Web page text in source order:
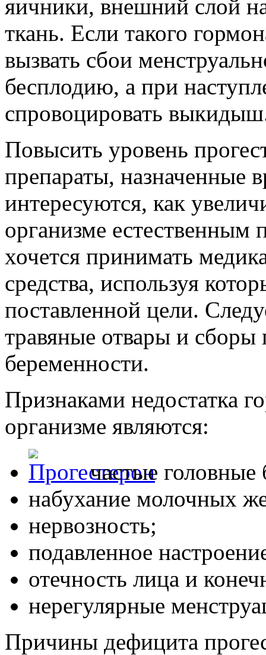
яичники, внешний слой
ткань. Если такого
вызвать сбои
бесплодию, а при
спровоцировать
Повысить уровень
препараты, назначенные
интересуются, как
организме естественным
хочется принимать
средства, используя
поставленной цели.
травяные отвары и сборы
беременности.
Признаками недостатка
организме являются:
частые головные
набухание молочных
нервозность;
подавленное
отечность лица и
нерегулярные
Причины дефицита